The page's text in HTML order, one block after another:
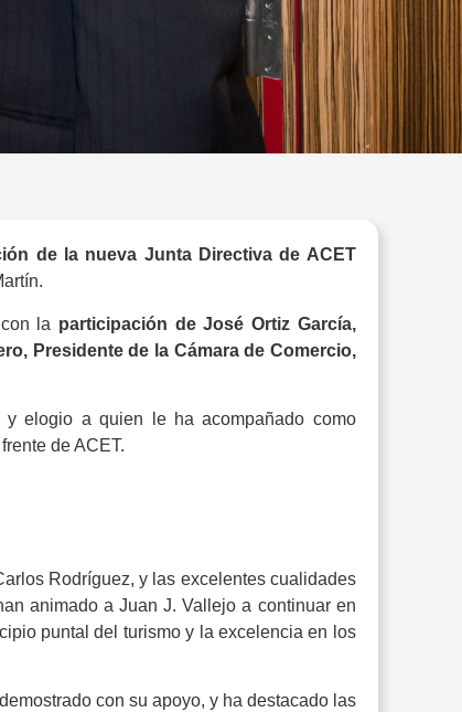
de la nueva Junta Directiva de ACET
la participación de José Ortiz García,
Presidente de la Cámara de Comercio,
elogio a quien le ha acompañado como
de ACET.
Rodríguez, y las excelentes cualidades
animado a Juan J. Vallejo a continuar en
puntal del turismo y la excelencia en los
con su apoyo, y ha destacado las